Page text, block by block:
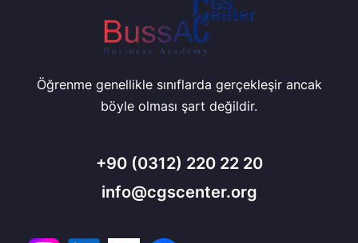
Öğrenme genellikle sınıflarda gerçekleşir ancak
böyle olması şart değildir.
+90 (0312) 220 22 20
info@cgscenter.org